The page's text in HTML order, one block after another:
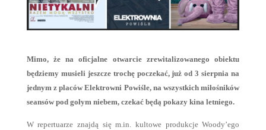
Mimo, że na oficjalne otwarcie zrewitalizowanego obiektu
będziemy musieli jeszcze trochę poczekać, już od 3 sierpnia na
jednym z placów Elektrowni Powiśle, na wszystkich miłośników
seansów pod gołym niebem, czekać będą pokazy kina letniego.
W repertuarze znajdą się m.in. kultowe produkcje Woody’ego